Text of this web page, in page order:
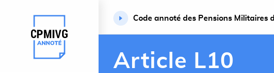
Retour à l’accueil du site
Code annoté des Pensions Militaires
Article L10